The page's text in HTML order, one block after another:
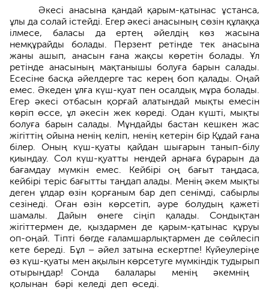
Әкесі анасына қандай қарым-қатынас ұстанса,
ұлы да солай істейді. Егер әкесі анасының сөзін құлаққа
ілмесе, баласы да ертең әйелдің көз жасына
немқұрайды болады. Перзент ретінде тек анасына
жаны ашып, анасын ғана жақсы көретін болады. Ұл
ретінде анасының мақтанышы болуға барын салады.
Есесіне басқа әйелдерге тас керең боп қала­ды. Оңай
емес. Әкеден ұлға күш-қуат пен осалдық мұра болады.
Егер әкесі отбасын қорғай алатындай мықты емесін
көріп өссе, ұл әкесін жек көреді. Одан күшті, мықты
болуға барын салады. Мұндайды бастан кешкен жас
жігіттің ойына ненің келіп, ненің кетерін бір Құдай ғана
білер. Оның күш-қуаты қайдан шығарын танып-білу
қиындау. Сол күш-қуатты нендей арнаға бұрарын да
бағамдау мүмкін емес. Кейбірі оң бағыт таңдаса,
кейбірі теріс бағытты таңдап алады. Менің әкем мықты
деген ұлдар өзін қорғаным бар деп сенімді, сабырлы
сезінеді. Оған өзін көрсетіп, әуре болу­дың қажеті
шама­лы. Дайын өнеге сіңіп қалады. Сондық­тан
жігіттер­мен де, қыз­дармен де қарым-­қатынас құруы
оп-оңай. Тіпті бөгде ғаламшарлықтармен де сөйлесіп
кете береді. Бұл – әйел затына ескертпе! Күйеулеріңе
өз күш-қуаты мен ақы­лын көрсетуге мүмкіндік тудырып
отырыңдар! Сонда балалары менің әкемнің
қолынан бәрі келеді деп өседі.